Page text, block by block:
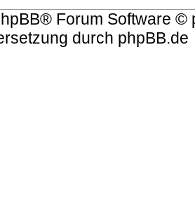
® Forum Software ©
durch phpBB.de